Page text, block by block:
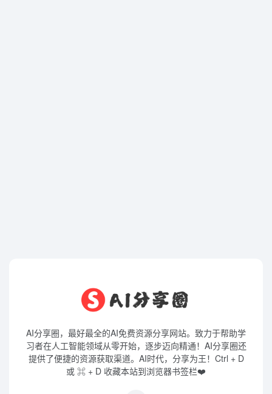
AI分享圈，最好最全的AI免费资源分享网站。致力于帮助学
习者在人工智能领域从零开始，逐步迈向精通！AI分享圈还
提供了便捷的资源获取渠道。AI时代，分享为王！Ctrl + D
或 ⌘ + D 收藏本站到浏览器书签栏❤️